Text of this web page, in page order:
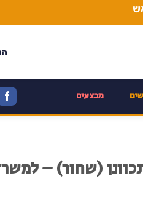
מבצעים
(שחור) –